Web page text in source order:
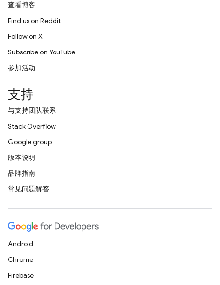
查看博客
Find us on Reddit
Follow on X
Subscribe on YouTube
参加活动
支持
与支持团队联系
Stack Overflow
Google group
版本说明
品牌指南
常见问题解答
Android
Chrome
Firebase